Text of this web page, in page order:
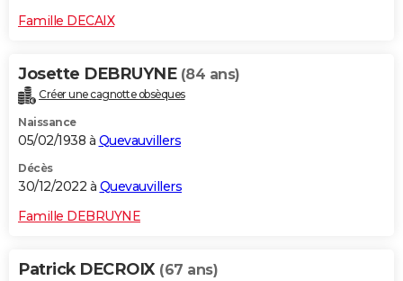
Famille DECAIX
Josette DEBRUYNE (84 ans)
Créer une cagnotte obsèques
Naissance
05/02/1938 à Quevauvillers
Décès
30/12/2022 à Quevauvillers
Famille DEBRUYNE
Patrick DECROIX (67 ans)